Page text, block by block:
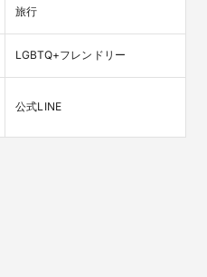
旅行
LGBTQ+フレンドリー
公式LINE